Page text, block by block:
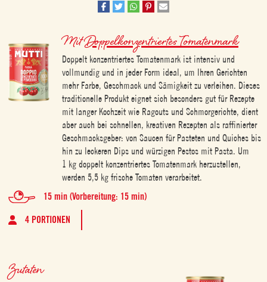
MitDoppelkonzentriertes Tomatenmark
Doppelt konzentriertes Tomatenmark ist intensiv und
vollmundig und in jeder Form ideal, um Ihren Gerichten
mehr Farbe, Geschmack und Sämigkeit zu verleihen. Dieses
traditionelle Produkt eignet sich besonders gut für Rezepte
mit langer Kochzeit wie Ragouts und Schmorgerichte, dient
aber auch bei schnellen, kreativen Rezepten als raffinierter
Geschmacksgeber: von Saucen für Pasteten und Quiches bis
hin zu leckeren Dips und würzigen Pestos mit Pasta. Um
1 kg doppelt konzentriertes Tomatenmark herzustellen,
werden 5,5 kg frische Tomaten verarbeitet.
15 min (Vorbereitung: 15 min)
4 PORTIONEN
Zutaten